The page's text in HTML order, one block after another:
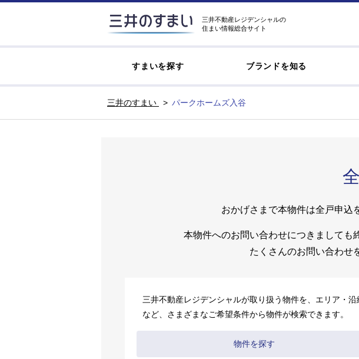
三井不動産レジデンシャルの
住まい情報総合サイト
すまいを探す ブランドを知る
三井のすまい パークホームズ入谷
おかげさまで本物件は全戸申込
本物件へのお問い合わせにつきましても
たくさんのお問い合わせ
三井不動産レジデンシャルが取り扱う物件を、エリア・沿
など、さまざまなご希望条件から物件が検索できます。
物件を探す